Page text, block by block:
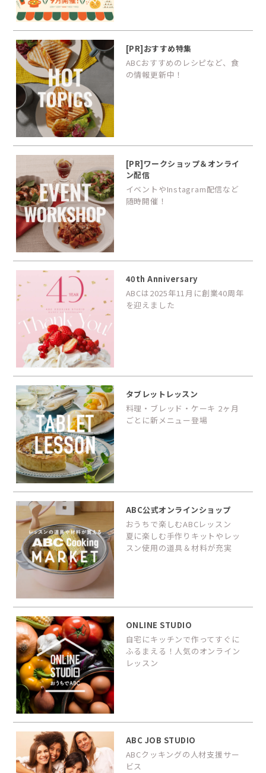
[PR]おすすめ特集
ABCおすすめのレシピなど、食
の情報更新中！
[PR]ワークショップ＆オンライ
ン配信
イベントやInstagram配信など
随時開催！
40th Anniversary
ABCは2025年11月に創業40周年
を迎えました
タブレットレッスン
料理・ブレッド・ケーキ 2ヶ月
ごとに新メニュー登場
ABC公式オンラインショップ
おうちで楽しむABCレッスン
夏に楽しむ手作りキットやレッ
スン使用の道具＆材料が充実
ONLINE STUDIO
自宅にキッチンで作ってすぐに
ふるまえる！人気のオンライン
レッスン
ABC JOB STUDIO
ABCクッキングの人材支援サー
ビス